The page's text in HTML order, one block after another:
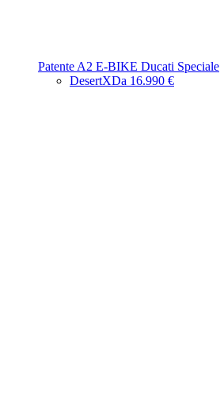
Patente A2 E-BIKE Ducati Speciale
DesertXDa 16.990 €